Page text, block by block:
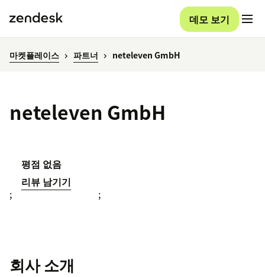
데모 보기
마켓플레이스 파트너 neteleven GmbH
neteleven GmbH
평점 없음
리뷰 남기기
;
;
회사 소개